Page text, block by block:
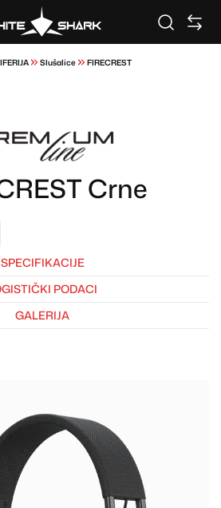
Slušalice FIRECREST
Crne
SPECIFIKACIJE
PODACI
GALERIJA